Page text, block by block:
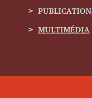
Menu
deMULTIMÉDIA